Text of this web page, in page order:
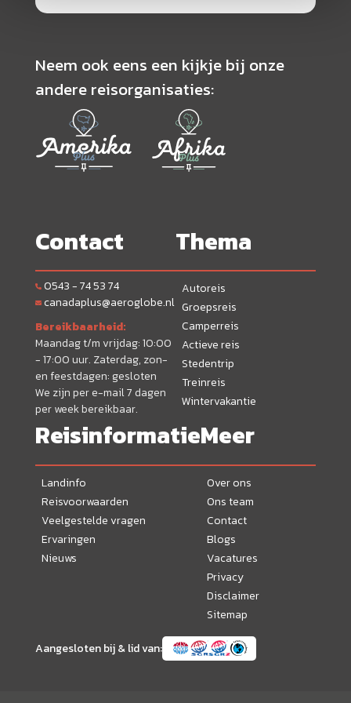
Neem ook eens een kijkje bij onze
andere reisorganisaties:
Contact
0543 - 74 53 74
canadaplus@aeroglobe.nl
Bereikbaarheid:
Maandag t/m vrijdag: 10:00
- 17:00 uur. Zaterdag, zon-
en feestdagen: gesloten
We zijn per e-mail 7 dagen
per week bereikbaar.
Thema
Autoreis
Groepsreis
Camperreis
Actieve reis
Stedentrip
Treinreis
Wintervakantie
Reisinformatie
Landinfo
Reisvoorwaarden
Veelgestelde vragen
Ervaringen
Nieuws
Meer
Over ons
Ons team
Contact
Blogs
Vacatures
Privacy
Disclaimer
Sitemap
Aangesloten bij & lid van: